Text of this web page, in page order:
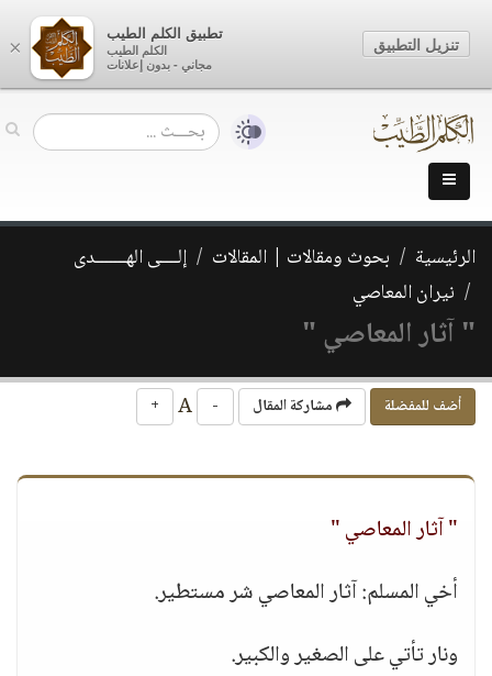
الرئيسية بحوث ومقالات | المقالات
إلــــى الهـــــــدى
نيران المعاصي
" آثار المعاصي "
أضف للمفضلة مشاركة المقال -
+
" آثار المعاصي "
أخي المسلم: آثار المعاصي شر مستطير.
ونار تأتي على الصغير والكبير.
×
تطبيق الكلم الطيب
الكلم الطيب
مجاني - بدون إعلانات
تنزيل التطبيق